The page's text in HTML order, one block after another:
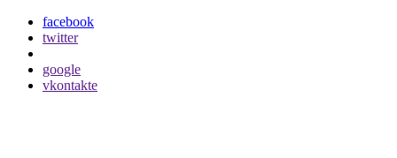
facebook
twitter
google
vkontakte